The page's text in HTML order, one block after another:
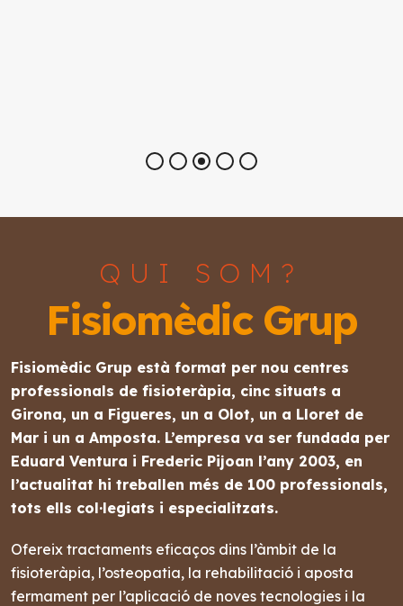
QUI SOM?
Fisiomèdic Grup
Fisiomèdic Grup està format per nou centres
professionals de fisioteràpia, cinc situats a
Girona, un a Figueres, un a Olot, un a Lloret de
Mar i un a Amposta. L’empresa va ser fundada per
Eduard Ventura i Frederic Pijoan l’any 2003, en
l’actualitat hi treballen més de 100 professionals,
tots ells col·legiats i especialitzats.
Ofereix tractaments eficaços dins l’àmbit de la
fisioteràpia, l’osteopatia, la rehabilitació i aposta
fermament per l’aplicació de noves tecnologies i la